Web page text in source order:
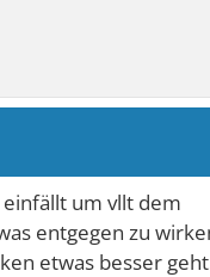
um vllt dem
entgegen zu
etwas besser